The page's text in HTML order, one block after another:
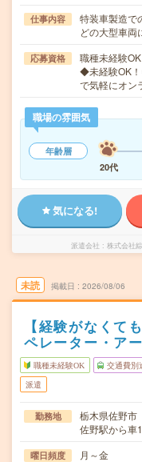
仕事内容
特装車製造で
どの大型車
応募資格
職種未経験
◆未経験OK！
で気軽にオ
職場の雰囲気
年齢層
20代
気になる!
派遣会社 株式会社
未読 掲載日 2026/08/06
【経験がなくて
ペレーター・ア
職種未経験OK 交通費別
派遣
勤務地
栃木県佐野市
佐野駅から車
曜日頻度 月～金